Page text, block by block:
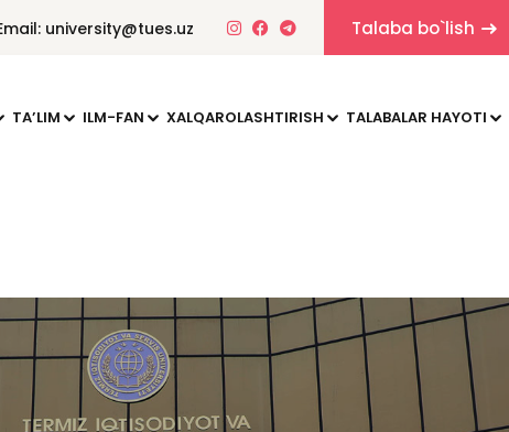
university@tues.uz Talaba bo`lish
TAʼLIM ILM-FAN XALQAROLASHTIRISH TALABALAR HAYOTI